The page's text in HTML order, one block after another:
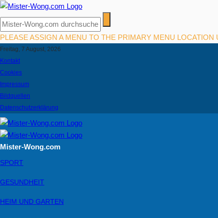
PLEASE ASSIGN A MENU TO THE PRIMARY MENU LOCATION
Freitag, 7 August, 2026
Kontakt
Cookies
Impressum
Bildquellen
Datenschutzerklärung
Mister-Wong.com
SPORT
GESUNDHEIT
HEIM UND GARTEN